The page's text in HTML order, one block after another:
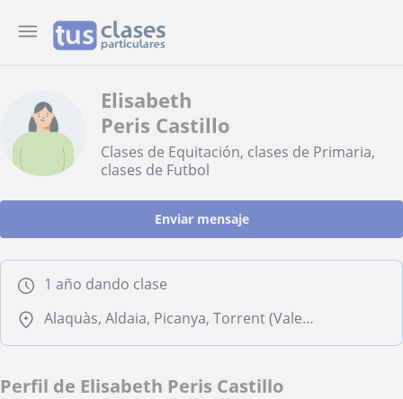
Elisabeth
Peris Castillo
Clases de Equitación, clases de Primaria,
clases de Futbol
Enviar mensaje
1 año dando clase
Alaquàs, Aldaia, Picanya, Torrent (Valencia)
Perfil de Elisabeth Peris Castillo